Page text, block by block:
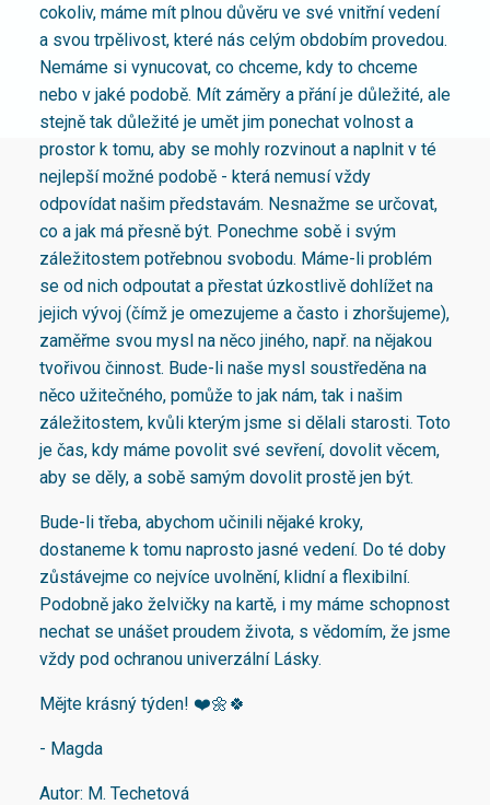
cokoliv, máme mít plnou důvěru ve své vnitřní vedení
a svou trpělivost, které nás celým obdobím provedou.
Nemáme si vynucovat, co chceme, kdy to chceme
nebo v jaké podobě. Mít záměry a přání je důležité, ale
stejně tak důležité je umět jim ponechat volnost a
prostor k tomu, aby se mohly rozvinout a naplnit v té
nejlepší možné podobě - která nemusí vždy
odpovídat našim představám. Nesnažme se určovat,
co a jak má přesně být. Ponechme sobě i svým
záležitostem potřebnou svobodu. Máme-li problém
se od nich odpoutat a přestat úzkostlivě dohlížet na
jejich vývoj (čímž je omezujeme a často i zhoršujeme),
zaměřme svou mysl na něco jiného, např. na nějakou
tvořivou činnost. Bude-li naše mysl soustředěna na
něco užitečného, pomůže to jak nám, tak i našim
záležitostem, kvůli kterým jsme si dělali starosti. Toto
je čas, kdy máme povolit své sevření, dovolit věcem,
aby se děly, a sobě samým dovolit prostě jen být.
Bude-li třeba, abychom učinili nějaké kroky,
dostaneme k tomu naprosto jasné vedení. Do té doby
zůstávejme co nejvíce uvolnění, klidní a flexibilní.
Podobně jako želvičky na kartě, i my máme schopnost
nechat se unášet proudem života, s vědomím, že jsme
vždy pod ochranou univerzální Lásky.
Mějte krásný týden! ❤️🌼🍀
- Magda
Autor: M. Techetová